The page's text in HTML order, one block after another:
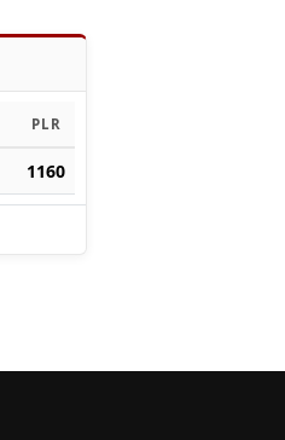
PLR
1160